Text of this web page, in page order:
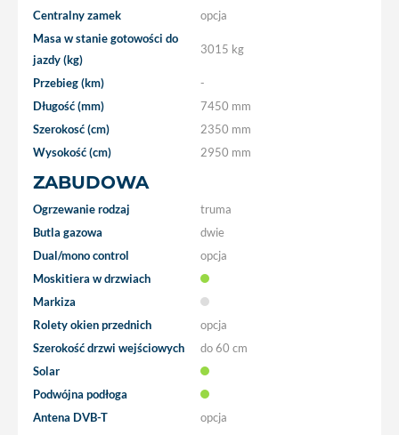
Centralny zamek
opcja
Masa w stanie gotowości do
jazdy (kg)
3015 kg
Przebieg (km)
-
Długość (mm)
7450 mm
Szerokosć (cm)
2350 mm
Wysokość (cm)
2950 mm
ZABUDOWA
Ogrzewanie rodzaj
truma
Butla gazowa
dwie
Dual/mono control
opcja
Moskitiera w drzwiach
Markiza
Rolety okien przednich
opcja
Szerokość drzwi wejściowych
do 60 cm
Solar
Podwójna podłoga
Antena DVB-T
opcja